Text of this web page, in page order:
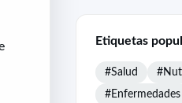
Etiquetas
#Salud
#Enfermedades